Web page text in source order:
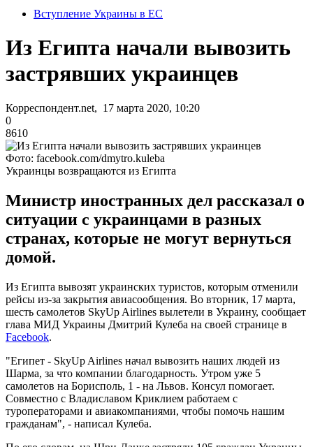
Вступление Украины в ЕС
Из Египта начали вывозить
застрявших украинцев
Корреспондент.net, 17 марта 2020, 10:20
0
8610
Фото: facebook.com/dmytro.kuleba
Украинцы возвращаются из Египта
Министр иностранных дел рассказал о
ситуации с украинцами в разных
странах, которые не могут вернуться
домой.
Из Египта вывозят украинских туристов, которым отменили
рейсы из-за закрытия авиасообщения. Во вторник, 17 марта,
шесть самолетов SkyUp Airlines вылетели в Украину, сообщает
глава МИД Украины Дмитрий Кулеба на своей странице в
Facebook.
"Египет - SkyUp Airlines начал вывозить наших людей из
Шарма, за что компании благодарность. Утром уже 5
самолетов на Борисполь, 1 - на Львов. Консул помогает.
Совместно с Владиславом Криклием работаем с
туроператорами и авиакомпаниями, чтобы помочь нашим
гражданам", - написал Кулеба.